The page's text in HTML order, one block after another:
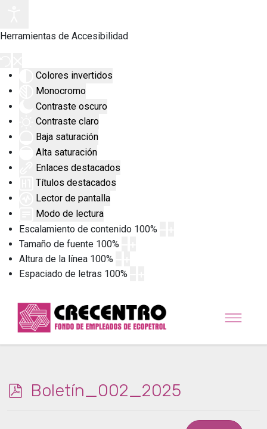
Herramientas de Accesibilidad
Colores invertidos
Monocromo
Contraste oscuro
Contraste claro
Baja saturación
Alta saturación
Enlaces destacados
Títulos destacados
Lector de pantalla
Modo de lectura
Escalamiento de contenido 100%
Tamaño de fuente 100%
Altura de la línea 100%
Espaciado de letras 100%
p
Boletín_002_2025